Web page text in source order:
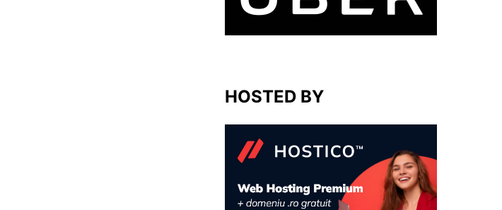
HOSTED BY